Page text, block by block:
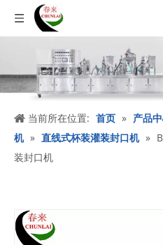
当前所在位置: 首页 » 产品
机 » 直线式杯装灌装封口机 »
装封口机